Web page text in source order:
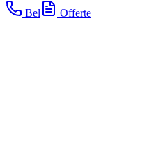
Bel
Offerte